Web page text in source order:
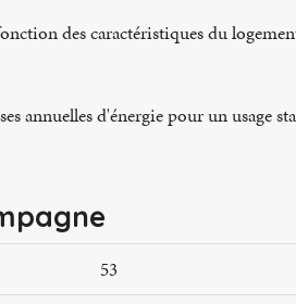
des caractéristiques du
annuelles d'énergie pour un usage
53